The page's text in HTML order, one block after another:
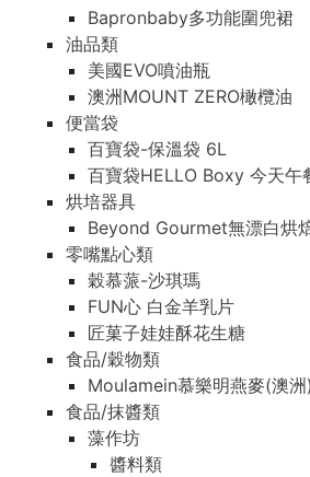
Bapronbaby多功能圍兜裙
油品類
美國EVO噴油瓶
澳洲MOUNT ZERO橄欖油
便當袋
百寶袋-保溫袋 6L
百寶袋HELLO Boxy 今天午
烘培器具
Beyond Gourmet無漂白烘
零嘴點心類
穀慕蒎-沙琪瑪
FUN心 白金羊乳片
匠菓子娃娃酥花生糖
食品/穀物類
Moulamein慕樂明燕麥(澳洲)
食品/抹醬類
藻作坊
醬料類